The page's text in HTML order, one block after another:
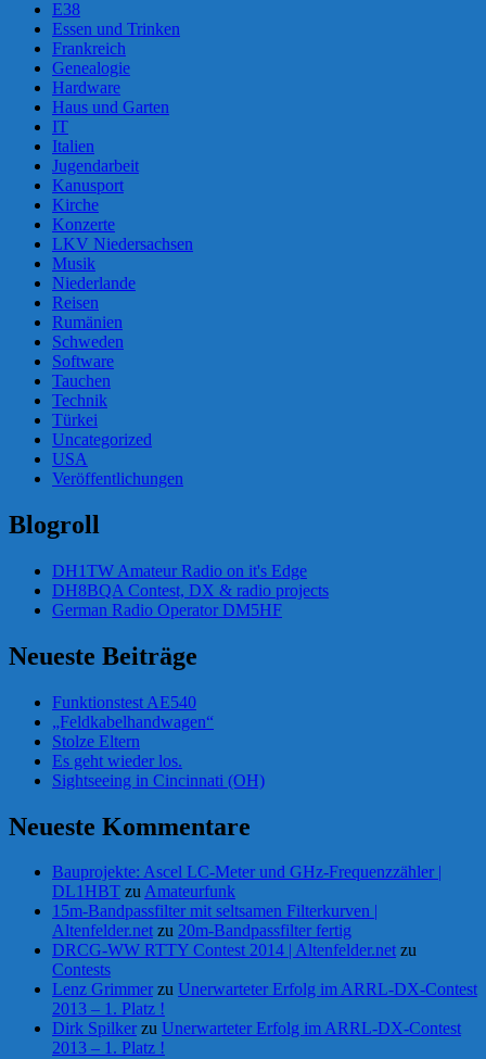
E38
Essen und Trinken
Frankreich
Genealogie
Hardware
Haus und Garten
IT
Italien
Jugendarbeit
Kanusport
Kirche
Konzerte
LKV Niedersachsen
Musik
Niederlande
Reisen
Rumänien
Schweden
Software
Tauchen
Technik
Türkei
Uncategorized
USA
Veröffentlichungen
Blogroll
DH1TW Amateur Radio on it's Edge
DH8BQA Contest, DX & radio projects
German Radio Operator DM5HF
Neueste Beiträge
Funktionstest AE540
„Feldkabelhandwagen“
Stolze Eltern
Es geht wieder los.
Sightseeing in Cincinnati (OH)
Neueste Kommentare
Bauprojekte: Ascel LC-Meter und GHz-Frequenzzähler |
DL1HBT zuAmateurfunk
15m-Bandpassfilter mit seltsamen Filterkurven |
Altenfelder.net zu 20m-Bandpassfilter fertig
DRCG-WW RTTY Contest 2014 | Altenfelder.net zu
Contests
Lenz Grimmer zu Unerwarteter Erfolg im ARRL-DX-Contest
2013 – 1. Platz !
Dirk Spilker zu Unerwarteter Erfolg im ARRL-DX-Contest
2013 – 1. Platz !